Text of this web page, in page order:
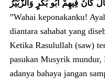
كَانَ فِيهِمْ أَبُو بَكْرٍ وَالزُّبَيْرُ
”Wahai keponakanku!
diantara sahabat yang
Ketika Rasulullah (saw)
pasukan Musyrik mundur,
adanya bahaya jangan